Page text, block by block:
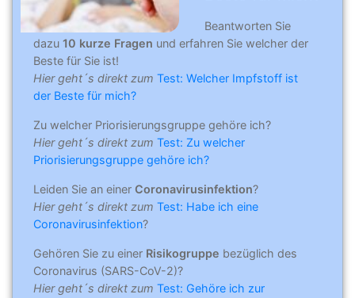
Beantworten Sie
dazu 10 kurze Fragen und erfahren Sie welcher der
Beste für Sie ist!
Hier geht´s direkt zum Test: Welcher Impfstoff ist
der Beste für mich?
Zu welcher Priorisierungsgruppe gehöre ich?
Hier geht´s direkt zum Test: Zu welcher
Priorisierungsgruppe gehöre ich?
Leiden Sie an einer Coronavirusinfektion?
Hier geht´s direkt zum Test: Habe ich eine
Coronavirusinfektion?
Gehören Sie zu einer Risikogruppe bezüglich des
Coronavirus (SARS-CoV-2)?
Hier geht´s direkt zum Test: Gehöre ich zur